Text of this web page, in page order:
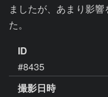
ましたが、あまり影
た。
ID
#8435
撮影日時